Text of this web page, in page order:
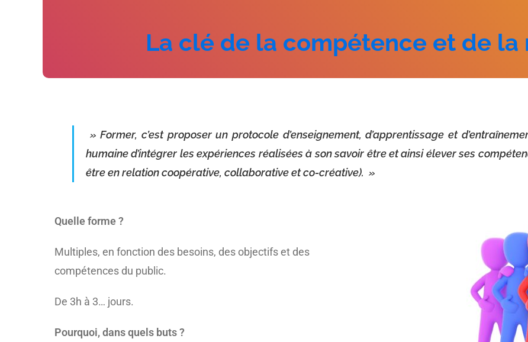
La clé de la compétence et de la
» Former, c’est proposer un protocole d’enseignement, d’apprentissage et
humaine d’intégrer les expériences réalisées à son savoir être et ainsi élever ses
être en relation coopérative, collaborative et co-créative). »
Quelle forme ?
Multiples, en fonction des besoins, des objectifs et des
compétences du public.
De 3h à 3… jours.
Pourquoi, dans quels buts ?